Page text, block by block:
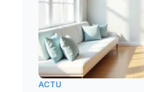
ACTU